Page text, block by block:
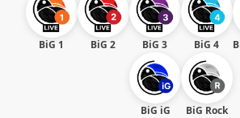
BiG 1 BiG 2 BiG 3 BiG 4
BiG iG BiG Rock